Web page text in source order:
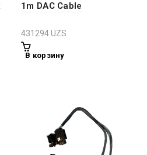
1m DAC Cable
431294UZS
В корзину